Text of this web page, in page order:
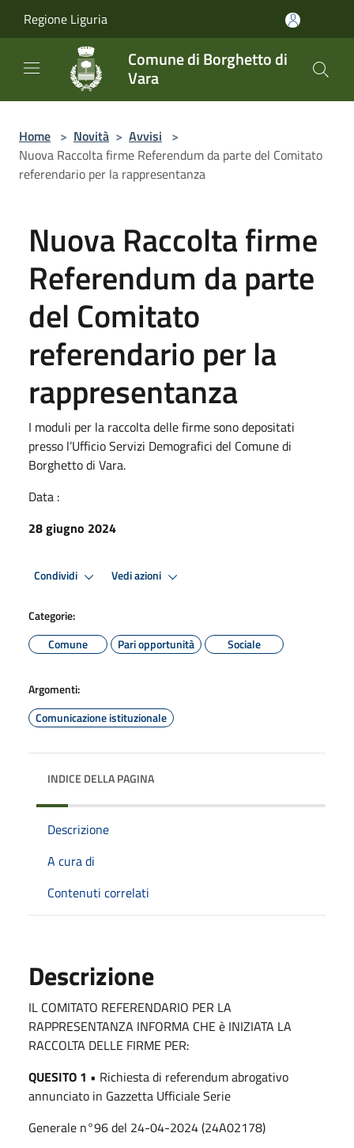
Regione Liguria
Comune di Borghetto di
Vara
Home > Novità > Avvisi >
Nuova Raccolta firme Referendum da parte del Comitato
referendario per la rappresentanza
Nuova Raccolta firme
Referendum da parte
del Comitato
referendario per la
rappresentanza
I moduli per la raccolta delle firme sono depositati
presso l’Ufficio Servizi Demografici del Comune di
Borghetto di Vara.
Data :
28 giugno 2024
Condividi Vedi azioni
Categorie:
Comune
Pari opportunità Sociale
Argomenti:
Comunicazione istituzionale
INDICE DELLA PAGINA
Descrizione
A cura di
Contenuti correlati
Descrizione
IL COMITATO REFERENDARIO PER LA
RAPPRESENTANZA INFORMA CHE è INIZIATA LA
RACCOLTA DELLE FIRME PER:
QUESITO 1 • Richiesta di referendum abrogativo
annunciato in Gazzetta Ufficiale Serie
Generale n°96 del 24-04-2024 (24A02178)